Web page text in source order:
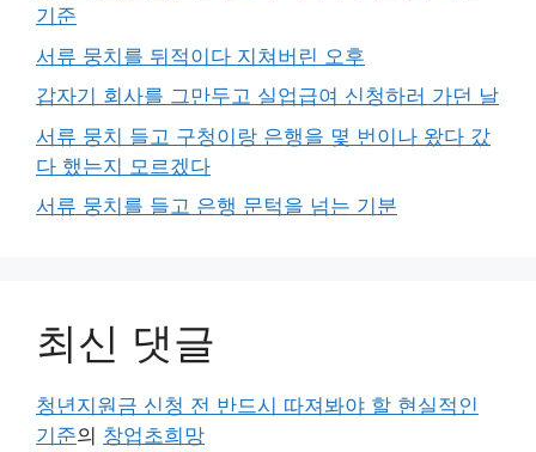
기준
서류 뭉치를 뒤적이다 지쳐버린 오후
갑자기 회사를 그만두고 실업급여 신청하러 가던 날
서류 뭉치 들고 구청이랑 은행을 몇 번이나 왔다 갔
다 했는지 모르겠다
서류 뭉치를 들고 은행 문턱을 넘는 기분
최신 댓글
청년지원금 신청 전 반드시 따져봐야 할 현실적인
기준의 창업초희망